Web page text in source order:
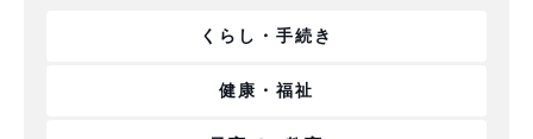
くらし・手続き
健康・福祉